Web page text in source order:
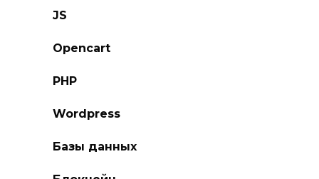
JS
Opencart
PHP
Wordpress
Базы данных